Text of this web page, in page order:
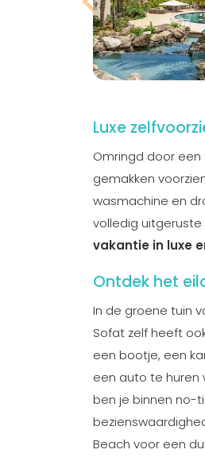
Luxe
Omringd door
gemakken
wasmachine en
volledig
vakantie in luxe
Ontdek het
In de groene tuin
Sofat zelf heeft
een bootje, een
een auto te huren
ben je binnen no-
Beach voor een